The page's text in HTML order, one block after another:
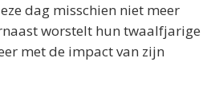
dag misschien niet meer
worstelt hun twaalfjarige
met de impact van zijn